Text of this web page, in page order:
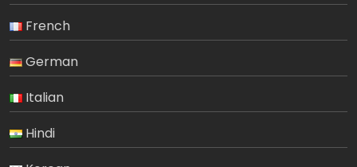
French
German
Italian
Hindi